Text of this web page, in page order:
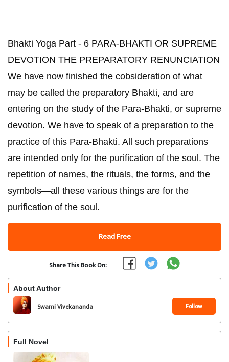
Bhakti Yoga Part - 6 PARA-BHAKTI OR SUPREME
DEVOTION THE PREPARATORY RENUNCIATION
We have now finished the cobsideration of what
may be called the preparatory Bhakti, and are
entering on the study of the Para-Bhakti, or supreme
devotion. We have to speak of a preparation to the
practice of this Para-Bhakti. All such preparations
are intended only for the purification of the soul. The
repetition of names, the rituals, the forms, and the
symbols—all these various things are for the
purification of the soul.
Read Free
Share This Book On:
About Author
Swami Vivekananda Follow
Full Novel